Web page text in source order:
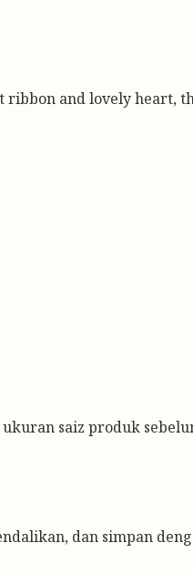
ribbon and lovely heart,
saiz produk
dan simpan